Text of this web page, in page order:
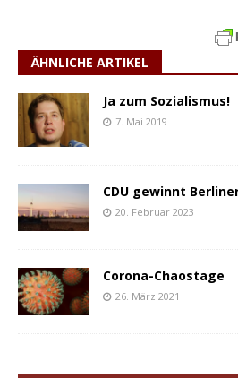
ÄHNLICHE ARTIKEL
Ja zum Sozialismus!
7. Mai 2019
CDU gewinnt
20. Februar 2023
Corona-Chaostage
26. März 2021